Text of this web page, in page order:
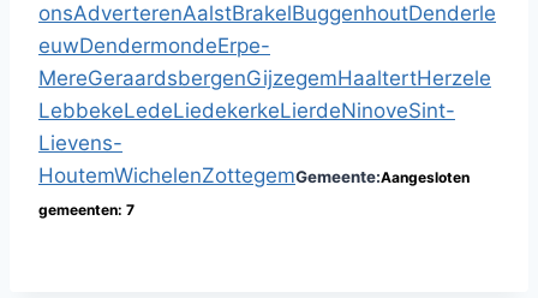
onsAdverterenAalstBrakelBuggenhoutDenderle
euwDendermondeErpe-
MereGeraardsbergenGijzegemHaaltertHerzele
LebbekeLedeLiedekerkeLierdeNinoveSint-
Lievens-
HoutemWichelenZottegemGemeente:Aangesloten
gemeenten: 7